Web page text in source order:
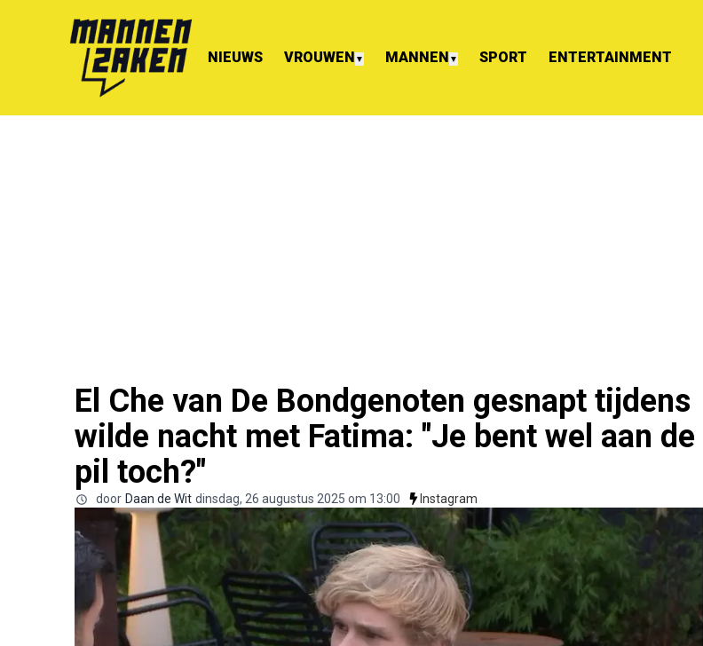
NIEUWS VROUWEN ▼ MANNEN ▼ SPORT ENTERTAINMENT
El Che van De Bondgenoten gesnapt tijdens
wilde nacht met Fatima: "Je bent wel aan de
pil toch?"
door Daan de Wit dinsdag, 26 augustus 2025 om 13:00 Instagram